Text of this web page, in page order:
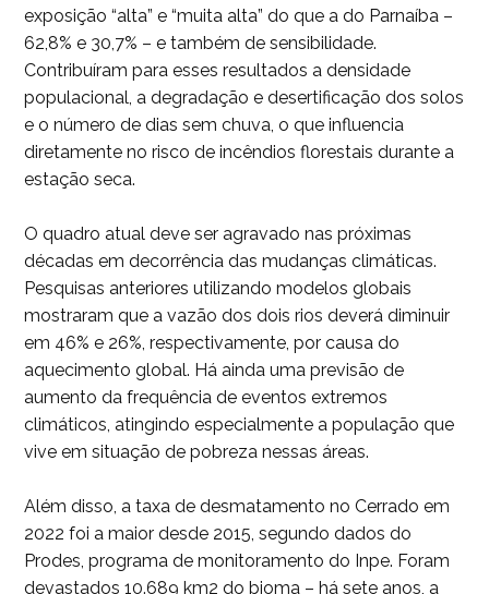
exposição “alta” e “muita alta” do que a do Parnaíba –
62,8% e 30,7% – e também de sensibilidade.
Contribuíram para esses resultados a densidade
populacional, a degradação e desertificação dos solos
e o número de dias sem chuva, o que influencia
diretamente no risco de incêndios florestais durante a
estação seca.
O quadro atual deve ser agravado nas próximas
décadas em decorrência das mudanças climáticas.
Pesquisas anteriores utilizando modelos globais
mostraram que a vazão dos dois rios deverá diminuir
em 46% e 26%, respectivamente, por causa do
aquecimento global. Há ainda uma previsão de
aumento da frequência de eventos extremos
climáticos, atingindo especialmente a população que
vive em situação de pobreza nessas áreas.
Além disso, a taxa de desmatamento no Cerrado em
2022 foi a maior desde 2015, segundo dados do
Prodes, programa de monitoramento do Inpe. Foram
devastados 10.689 km2 do bioma – há sete anos, a